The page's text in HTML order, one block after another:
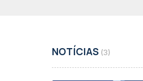
NOTÍCIAS (3)